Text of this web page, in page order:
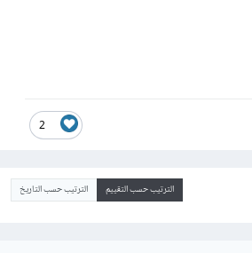
2
الترتيب حسب التقييم الترتيب حسب التاريخ